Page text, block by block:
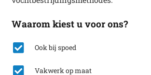
Waarom kiest u voor ons?
Ook bij spoed
Vakwerk op maat